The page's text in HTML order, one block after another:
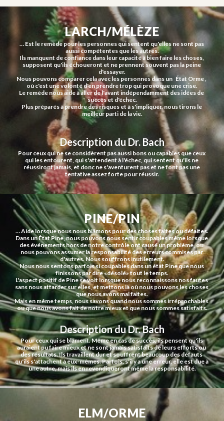
LARCH/MÉLÈZE
… Est le remède pour les personnes qui sentent qu'elles ne sont pas
aussi compétentes que les autres.
Ils manquent de confiance dans leur capacité à bien faire les choses,
supposent qu'ils échoueront et ne prennent souvent pas la peine
d'essayer.
Nous pouvons comparer cela avec les personnes dans un   État Orme ,
où c'est une volonté d'en prendre trop qui provoque une crise.
Le remède nous aide à aller de l'avant indépendamment des idées de
succès et d'échec.
Plus préparés à prendre des risques et à s'impliquer, nous tirons le
meilleur parti de la vie.
Description du Dr. Bach
Pour ceux qui ne se considèrent pas aussi bons ou capables que ceux
qui les entourent, qui s'attendent à l'échec, qui sentent qu'ils ne
réussiront jamais, et donc ne s'aventurent pas et ne font pas une
tentative assez forte pour réussir.
PINE/PIN
… Aide lorsque nous nous blâmons pour des choses faites ou défaites.
Dans un État Pine, nous pouvons nous sentir coupables même lorsque
des événements hors de notre contrôle ont causé un problème, ou
nous pouvons assumer la responsabilité des erreurs commises par
d'autres. Nous souffrons inutilement.
Nous nous sentons parfois si coupables dans un état Pine que nous
finissons par dire «désolé» tout le temps.
L'aspect positif de Pine se voit lorsque nous reconnaissons nos fautes
sans nous attarder sur elles, et mettons là où nous pouvons les choses
que nous avons mal faites.
Mais en même temps, nous savons quand nous sommes irréprochables
ou que nous avons fait de notre mieux et que nous sommes satisfaits.
Description du Dr. Bach
Pour ceux qui se blâment. Même en cas de succès, ils pensent qu'ils
auraient pu faire mieux et ne sont jamais satisfaits de leurs efforts ou
des résultats. Ils travaillent dur et souffrent beaucoup des défauts
qu'ils s'attachent à eux-mêmes. Parfois, s'il y a une erreur, elle est due à
une autre, mais ils en revendiqueront même la responsabilité.
ELM/ORME